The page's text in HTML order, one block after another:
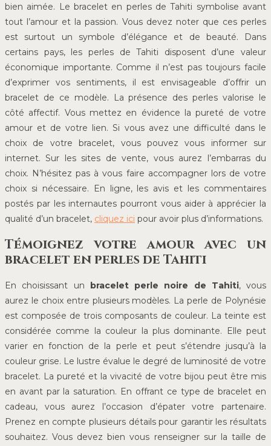
bien aimée. Le bracelet en perles de Tahiti symbolise avant
tout l’amour et la passion. Vous devez noter que ces perles
est surtout un symbole d’élégance et de beauté. Dans
certains pays, les perles de Tahiti disposent d’une valeur
économique importante. Comme il n’est pas toujours facile
d’exprimer vos sentiments, il est envisageable d’offrir un
bracelet de ce modèle. La présence des perles valorise le
côté affectif. Vous mettez en évidence la pureté de votre
amour et de votre lien. Si vous avez une difficulté dans le
choix de votre bracelet, vous pouvez vous informer sur
internet. Sur les sites de vente, vous aurez l’embarras du
choix. N’hésitez pas à vous faire accompagner lors de votre
choix si nécessaire. En ligne, les avis et les commentaires
postés par les internautes pourront vous aider à apprécier la
qualité d’un bracelet, cliquez ici pour avoir plus d’informations.
Témoignez votre amour avec un
bracelet en perles de Tahiti
En choisissant un bracelet perle noire de Tahiti, vous
aurez le choix entre plusieurs modèles. La perle de Polynésie
est composée de trois composants de couleur. La teinte est
considérée comme la couleur la plus dominante. Elle peut
varier en fonction de la perle et peut s’étendre jusqu’à la
couleur grise. Le lustre évalue le degré de luminosité de votre
bracelet. La pureté et la vivacité de votre bijou peut être mis
en avant par la saturation. En offrant ce type de bracelet en
cadeau, vous aurez l’occasion d’épater votre partenaire.
Prenez en compte plusieurs détails pour garantir les résultats
souhaitez. Vous devez bien vous renseigner sur la taille de